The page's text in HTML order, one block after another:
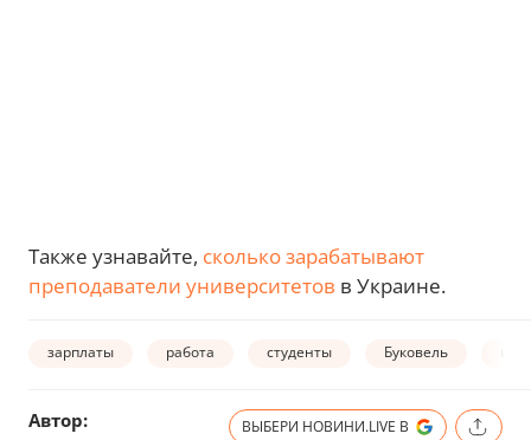
Также узнавайте, сколько зарабатывают
преподаватели университетов в Украине.
зарплаты работа студенты Буковель
Автор: ВЫБЕРИ НОВИНИ.LIVE В